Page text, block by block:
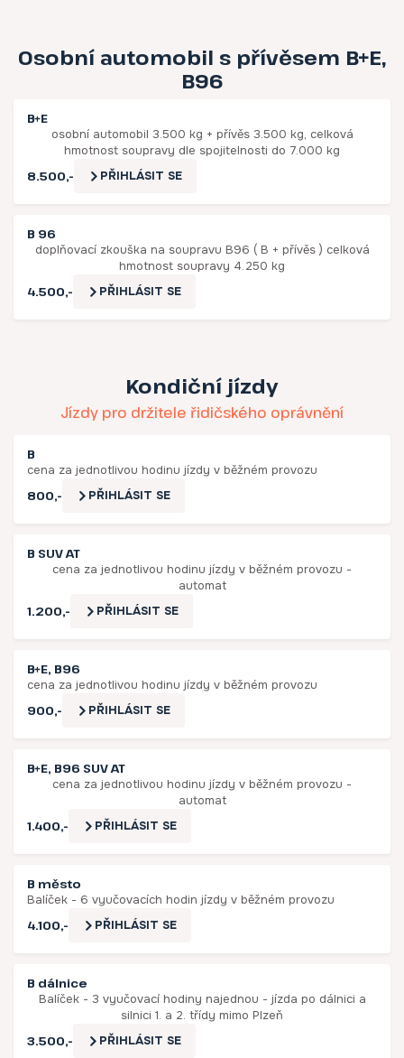
Osobní automobil s přívěsem B+E,
B96
B+E
osobní automobil 3.500 kg + přívěs 3.500 kg, celková
hmotnost soupravy dle spojitelnosti do 7.000 kg
8.500,- PŘIHLÁSIT SE
B 96
doplňovací zkouška na soupravu B96 ( B + přívěs ) celková
hmotnost soupravy 4.250 kg
4.500,- PŘIHLÁSIT SE
Kondiční jízdy
Jízdy pro držitele řidičského oprávnění
B
cena za jednotlivou hodinu jízdy v běžném provozu
800,- PŘIHLÁSIT SE
B SUV AT
cena za jednotlivou hodinu jízdy v běžném provozu -
automat
1.200,- PŘIHLÁSIT SE
B+E, B96
cena za jednotlivou hodinu jízdy v běžném provozu
900,- PŘIHLÁSIT SE
B+E, B96 SUV AT
cena za jednotlivou hodinu jízdy v běžném provozu -
automat
1.400,- PŘIHLÁSIT SE
B město
Balíček - 6 vyučovacích hodin jízdy v běžném provozu
4.100,- PŘIHLÁSIT SE
B dálnice
Balíček - 3 vyučovací hodiny najednou - jízda po dálnici a
silnici 1. a 2. třídy mimo Plzeň
3.500,- PŘIHLÁSIT SE